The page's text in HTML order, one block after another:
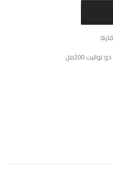
200مل